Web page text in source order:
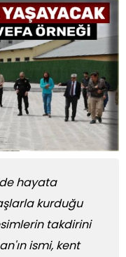
hayata
kurduğu
takdirini
ismi, kent